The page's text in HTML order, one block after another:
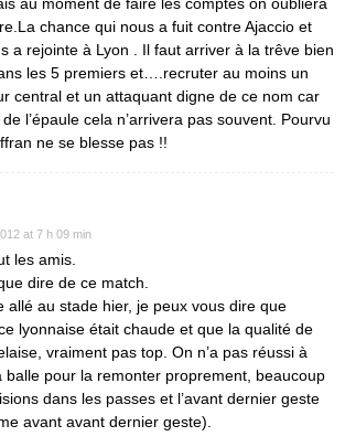
chance qui nous a fuit contre Ajaccio et
a rejointe à Lyon . Il faut arriver à la trêve bien
les 5 premiers et….recruter au moins un
central et un attaquant digne de ce nom car
l’épaule cela n’arrivera pas souvent. Pourvu
ne se blesse pas !!
at 7 h 09 min
les amis.
dire de ce match.
allé au stade hier, je peux vous dire que
lyonnaise était chaude et que la qualité de
vraiment pas top. On n’a pas réussi à
balle pour la remonter proprement, beaucoup
dans les passes et l’avant dernier geste
avant avant dernier geste).